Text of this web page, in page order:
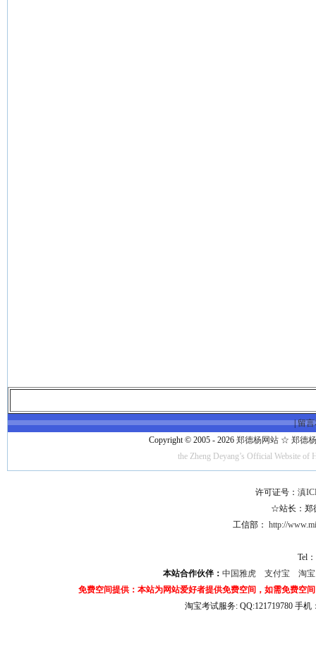
|留
Copyright © 2005 - 2026 郑德杨网站 ☆ 郑德杨
the Zheng Deyang’s Official Website
许可证号： 滇
☆站长：郑
工信部： http://
Tel
本站合作伙伴： 中国雅虎 支付宝
淘
免费空间提供：本站为网站爱好者提供免费空间，如需免费空
淘宝考试服务: QQ:121719780 手